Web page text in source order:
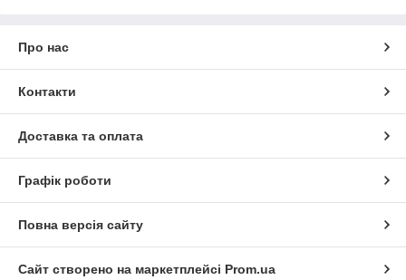
Про нас
Контакти
Доставка та оплата
Графік роботи
Повна версія сайту
Сайт створено на маркетплейсі Prom.ua